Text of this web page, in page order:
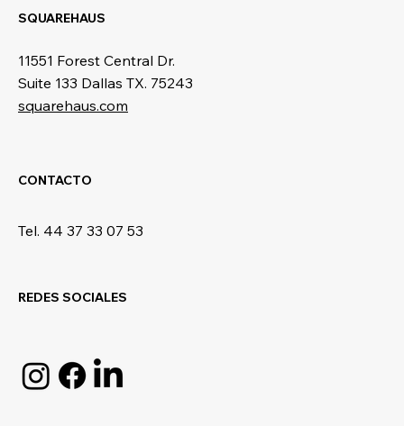
11551 Forest Central Dr.
Suite 133 Dallas TX. 75243
squarehaus.com
SQUAREHAUS
CONTACTO
Tel. 44 37 33 07 53
REDES SOCIALES